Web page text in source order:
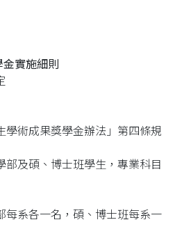
實施細則
學術成果獎學金辦法」第四條規
部及碩、博士班學生，專業科目
每系各一名，碩、博士班每系一